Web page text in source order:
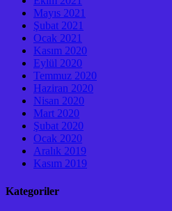
Mayıs 2021
Şubat 2021
Ocak 2021
Kasım 2020
Eylül 2020
Temmuz 2020
Haziran 2020
Nisan 2020
Mart 2020
Şubat 2020
Ocak 2020
Aralık 2019
Kasım 2019
Kategoriler